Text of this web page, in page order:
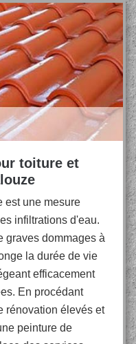
toiture et
est une mesure
infiltrations d'eau.
graves dommages à
la durée de vie
efficacement
En procédant
rénovation élevés et
peinture de